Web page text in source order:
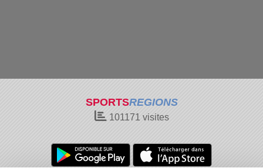
SPORTSREGIONS
101171 visites